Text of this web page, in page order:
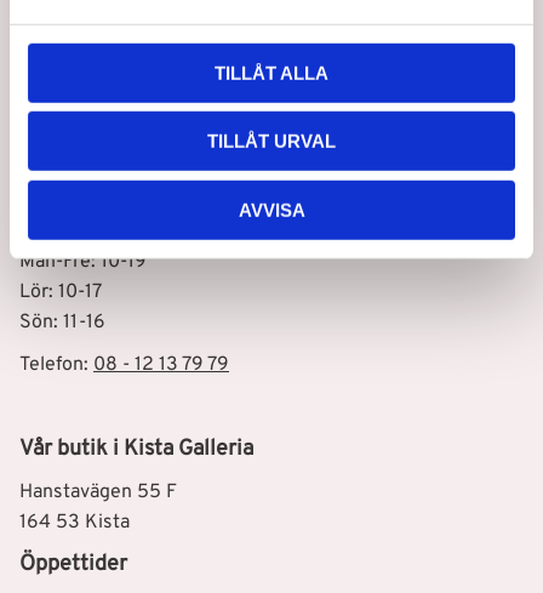
TILLÅT ALLA
TILLÅT URVAL
AVVISA
Vår butik i Stockholm C
111 60 Stockholm
Mån-Fre: 10-19
Lör: 10-17
Sön: 11-16
Telefon: 08 - 12 13 79 79
Vår butik i Kista Galleria
Hanstavägen 55 F
164 53 Kista
Öppettider
Dina personuppgifter behandlas i enlighet med vårintegritetspolicy.